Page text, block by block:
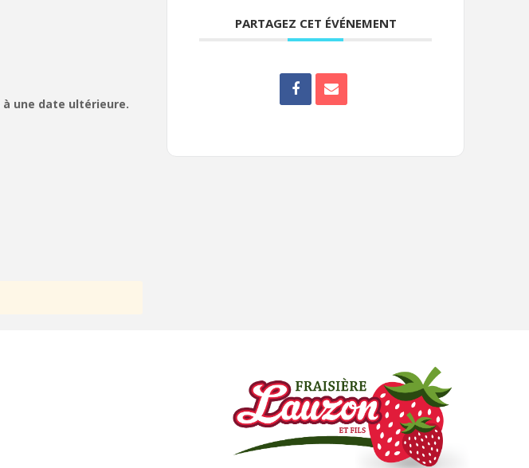
à une date ultérieure.
PARTAGEZ CET ÉVÉNEMENT